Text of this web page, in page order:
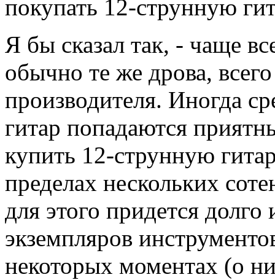
покупать 12-струнную
Я бы сказал так, - чаще
обычно те же дрова,
производителя. Иногда
гитар попадаются
купить 12-струнную
пределах нескольких
для этого придется долго
экземпляров
некоторых моментах (о